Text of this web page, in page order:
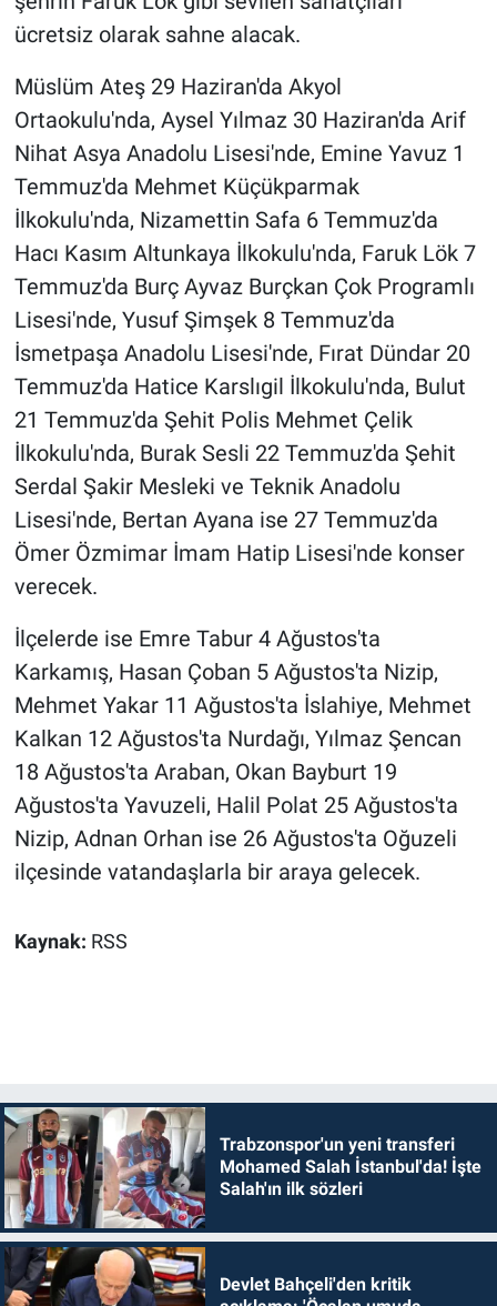
ücretsiz olarak sahne alacak.
Müslüm Ateş 29 Haziran'da Akyol
Ortaokulu'nda, Aysel Yılmaz 30 Haziran'da Arif
Nihat Asya Anadolu Lisesi'nde, Emine Yavuz 1
Temmuz'da Mehmet Küçükparmak
İlkokulu'nda, Nizamettin Safa 6 Temmuz'da
Hacı Kasım Altunkaya İlkokulu'nda, Faruk Lök 7
Temmuz'da Burç Ayvaz Burçkan Çok Programlı
Lisesi'nde, Yusuf Şimşek 8 Temmuz'da
İsmetpaşa Anadolu Lisesi'nde, Fırat Dündar 20
Temmuz'da Hatice Karslıgil İlkokulu'nda, Bulut
21 Temmuz'da Şehit Polis Mehmet Çelik
İlkokulu'nda, Burak Sesli 22 Temmuz'da Şehit
Serdal Şakir Mesleki ve Teknik Anadolu
Lisesi'nde, Bertan Ayana ise 27 Temmuz'da
Ömer Özmimar İmam Hatip Lisesi'nde konser
verecek.
İlçelerde ise Emre Tabur 4 Ağustos'ta
Karkamış, Hasan Çoban 5 Ağustos'ta Nizip,
Mehmet Yakar 11 Ağustos'ta İslahiye, Mehmet
Kalkan 12 Ağustos'ta Nurdağı, Yılmaz Şencan
18 Ağustos'ta Araban, Okan Bayburt 19
Ağustos'ta Yavuzeli, Halil Polat 25 Ağustos'ta
Nizip, Adnan Orhan ise 26 Ağustos'ta Oğuzeli
ilçesinde vatandaşlarla bir araya gelecek.
Kaynak: RSS
Trabzonspor'un yeni transferi
Mohamed Salah İstanbul'da! İşte
Salah'ın ilk sözleri
Devlet Bahçeli'den kritik